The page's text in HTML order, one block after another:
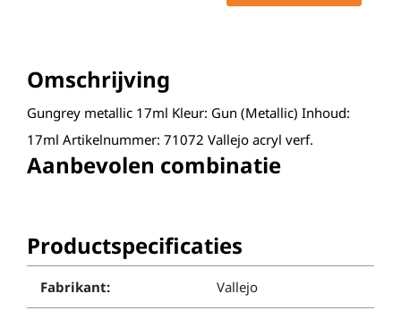
Omschrijving
Gungrey metallic 17ml Kleur: Gun (Metallic) Inhoud:
17ml Artikelnummer: 71072 Vallejo acryl verf.
Aanbevolen combinatie
Productspecificaties
Fabrikant: Vallejo